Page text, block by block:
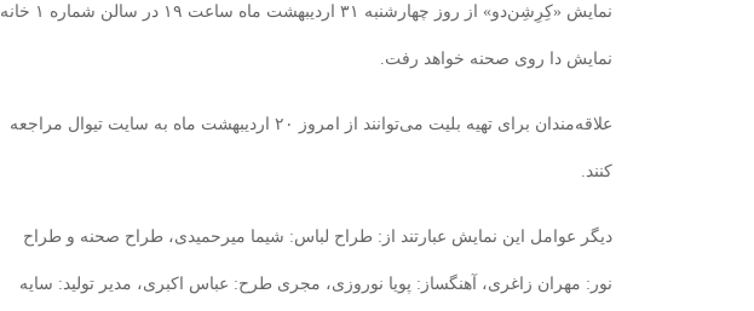
نمایش «کِرِشِن‌دو» از روز چهارشنبه ۳۱ اردیبهشت ‌ماه ساعت ۱۹ در سالن شماره ۱ خانه
نمایش دا روی صحنه خواهد رفت.
علاقه‌مندان برای تهیه بلیت می‌توانند از امروز ۲۰ اردیبهشت ‌ماه به سایت تیوال مراجعه
کنند.
دیگر عوامل این نمایش عبارتند از: طراح لباس: شیما ‌میرحمیدی، طراح صحنه و طراح
نور: مهران ‌زاغری، آهنگساز: پویا ‌نوروزی، مجری طرح: عباس ‌اکبری، مدیر تولید: سایه